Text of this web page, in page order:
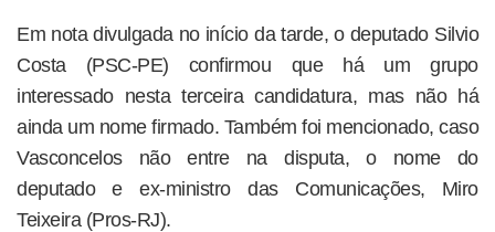
Em nota divulgada no início da tarde, o deputado Silvio
Costa (PSC-PE) confirmou que há um grupo
interessado nesta terceira candidatura, mas não há
ainda um nome firmado. Também foi mencionado, caso
Vasconcelos não entre na disputa, o nome do
deputado e ex-ministro das Comunicações, Miro
Teixeira (Pros-RJ).